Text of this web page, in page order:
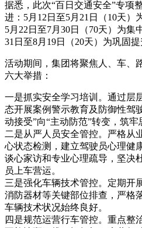
据悉，此次“百日交通安全”专项
进：5月12日至5月21日（10天）
5月22日至7月30日（70天）为集
31日至8月19日（20天）为巩固提
活动期间，集团将聚焦人、车、
六大举措：
一是抓实安全学习培训。通过层
态开展案例警示教育及防御性驾
动接受”向“主动防范”转变，筑牢
二是从严人员安全管控。严格从
心状态检测，建立驾驶员心理健
谈心家访和专业心理疏导，坚决
员上车营运。
三是强化车辆技术管控。定期开
消防器材等关键部位排查，严格
车辆技术状况始终良好。
四是规范运营行车管控。重点整